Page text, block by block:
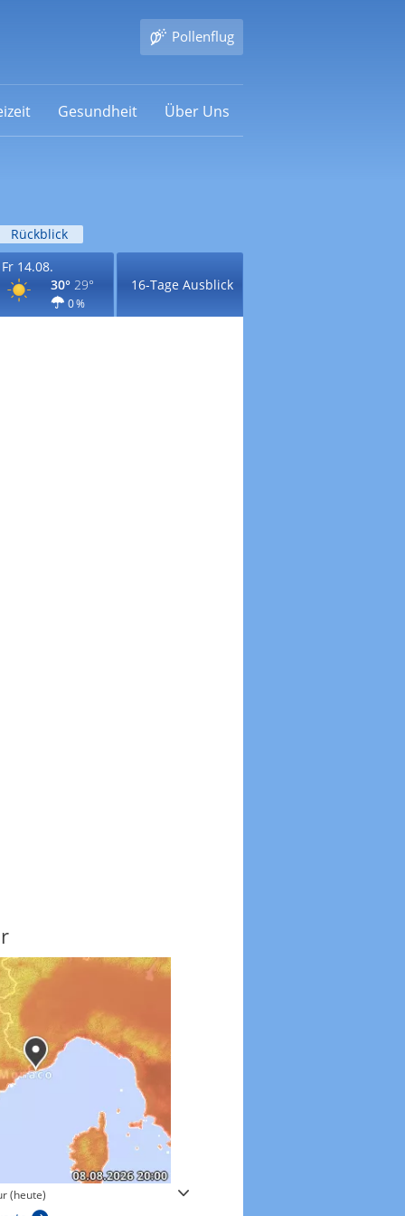
Pollenflug
Gesundheit Über Uns
Rückblick
Fr 14.08.
30° 29°
0 %
16-Tage Ausblick
(heute) Windgeschwindigkeiten in 3h